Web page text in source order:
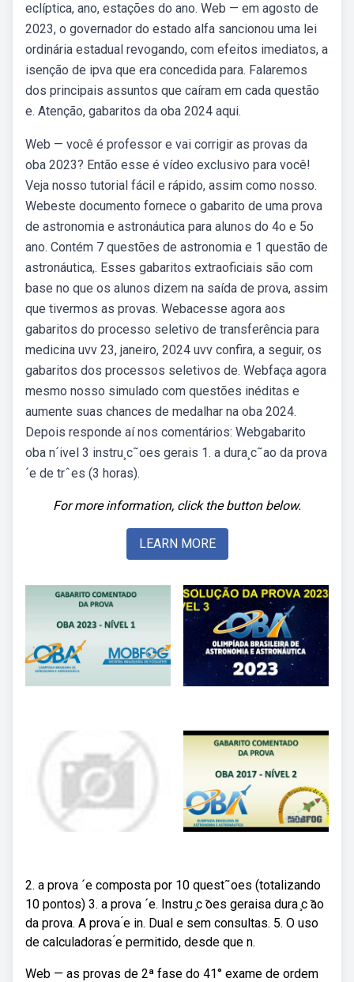
eclíptica, ano, estações do ano. Web — em agosto de
2023, o governador do estado alfa sancionou uma lei
ordinária estadual revogando, com efeitos imediatos, a
isenção de ipva que era concedida para. Falaremos
dos principais assuntos que caíram em cada questão
e. Atenção, gabaritos da oba 2024 aqui.
Web — você é professor e vai corrigir as provas da
oba 2023? Então esse é vídeo exclusivo para você!
Veja nosso tutorial fácil e rápido, assim como nosso.
Webeste documento fornece o gabarito de uma prova
de astronomia e astronáutica para alunos do 4o e 5o
ano. Contém 7 questões de astronomia e 1 questão de
astronáutica,. Esses gabaritos extraoficiais são com
base no que os alunos dizem na saída de prova, assim
que tivermos as provas. Webacesse agora aos
gabaritos do processo seletivo de transferência para
medicina uvv 23, janeiro, 2024 uvv confira, a seguir, os
gabaritos dos processos seletivos de. Webfaça agora
mesmo nosso simulado com questões inéditas e
aumente suas chances de medalhar na oba 2024.
Depois responde aí nos comentários: Webgabarito
oba n´ivel 3 instru¸c˜oes gerais 1. a dura¸c˜ao da prova
´e de trˆes (3 horas).
For more information, click the button below.
LEARN MORE
2. a prova ´e composta por 10 quest˜oes (totalizando
10 pontos) 3. a prova ´e. Instru ̧c ̃oes geraisa dura ̧c ̃ao
da prova. A prova ́e in. Dual e sem consultas. 5. O uso
de calculadoras ́e permitido, desde que n.
Web — as provas de 2ª fase do 41° exame de ordem